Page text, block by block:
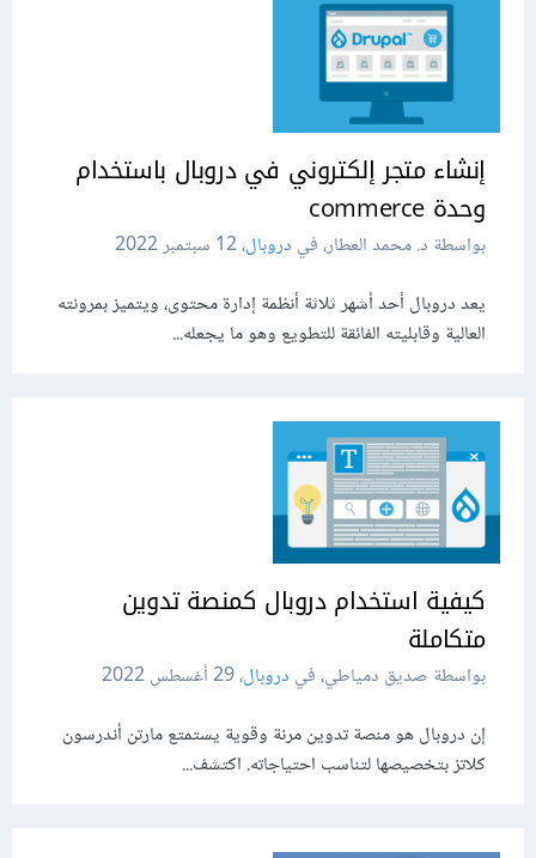
إنشاء متجر إلكتروني في دروبال باستخدام
وحدة commerce
بواسطة د. محمد العطار، في دروبال،12 سبتمبر 2022
يعد دروبال أحد أشهر ثلاثة أنظمة إدارة محتوى، ويتميز بمرونته
العالية وقابليته الفائقة للتطويع وهو ما يجعله...
كيفية استخدام دروبال كمنصة تدوين
متكاملة
بواسطة صديق دمياطي، في دروبال،29 أغسطس 2022
إن دروبال هو منصة تدوين مرنة وقوية يستمتع مارتن أندرسون
كلاتز بتخصيصها لتناسب احتياجاته. اكتشف...